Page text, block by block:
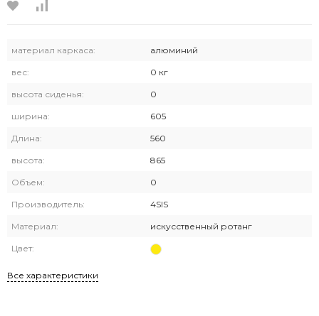
материал каркаса: алюминий
вес: 0 кг
высота сиденья: 0
ширина: 605
Длина: 560
высота: 865
Объем: 0
Производитель: 4SIS
Материал: искусственный ротанг
Цвет:
Все характеристики